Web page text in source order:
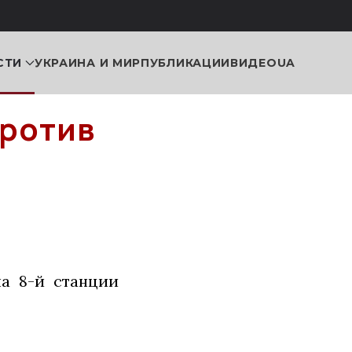
УКРАИНА И МИРПУБЛИКАЦИИВИДЕОUA
8-й станции